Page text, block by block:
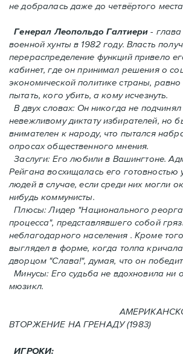
не добралась даже до четвёртого
Генерал Леопольдо Галтиери - глава
военной хунты в 1982 году. Власть
перераспределение функций привело
кабинет, где он принимал решения о
экономической политике страны,
пытать, кого убить, а кому исчезнуть.
В двух словах: Oн никогда не подчинял
невежливому диктату избирателей, но
внимателен к народу, что пытался
опросах общественного мнения.
Заслуги: Его любили в Вашингтоне.
Рейгана восхищалась его готовностью
людей в случаe, если среди них могли
нибудь коммунисты.
Плюсы: Лидер "Национального
процесса", представлявшего собой
неблагодарного населения . Кроме
выглядел в форме, когда толпа
дворцом "Слава!", думая, что он
Минусы: Его судьба не вдохновила ни
мюзикл.
ВТОРЖЕНИЕ HA ГРЕНАДУ (1983)
ИГРОКИ: